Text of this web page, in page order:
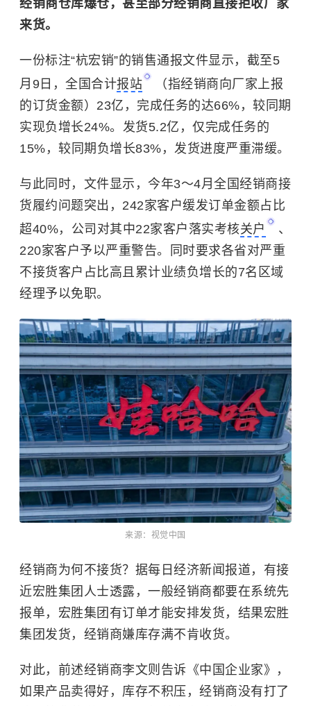
经销商仓库爆仓，甚至部分经销商直接拒收厂家
来货。
一份标注“杭宏销”的销售通报文件显示，截至5
月9日，全国合计报站
（指经销商向厂家上报
的订货金额）23亿，完成任务的达66%，较同期
实现负增长24%。发货5.2亿，仅完成任务的
15%，较同期负增长83%，发货进度严重滞缓。
与此同时，文件显示，今年3～4月全国经销商接
货履约问题突出，242家客户缓发订单金额占比
超40%，公司对其中22家客户落实考核关户
、
220家客户予以严重警告。同时要求各省对严重
不接货客户占比高且累计业绩负增长的7名区域
经理予以免职。
来源：视觉中国
经销商为何不接货？据每日经济新闻报道，有接
近宏胜集团人士透露，一般经销商都要在系统先
报单，宏胜集团有订单才能安排发货，结果宏胜
集团发货，经销商嫌库存满不肯收货。
对此，前述经销商李文则告诉《中国企业家》，
如果产品卖得好，库存不积压，经销商没有打了